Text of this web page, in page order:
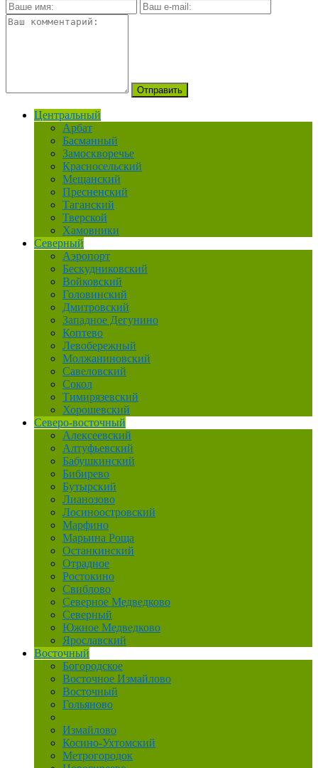
Центральный
Арбат
Басманный
Замоскворечье
Красносельский
Мещанский
Пресненский
Таганский
Тверской
Хамовники
Северный
Аэропорт
Бескудниковский
Войковский
Головинский
Дмитровский
Западное Дегунино
Коптево
Левобережный
Молжаниновский
Савеловский
Сокол
Тимирязевский
Хорошевский
Северо-восточный
Алексеевский
Алтуфьевский
Бабушкинский
Бибирево
Бутырский
Лианозово
Лосиноостровский
Марфино
Марьина Роща
Останкинский
Отрадное
Ростокино
Свиблово
Северное Медведково
Северный
Южное Медведково
Ярославский
Восточный
Богородское
Восточное Измайлово
Восточный
Гольяново
Измайлово
Косино-Ухтомский
Метрогородок